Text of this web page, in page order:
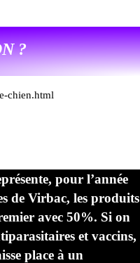
?
chien.html
pour l’année
de Virbac, les produits
avec 50%. Si on
et vaccins,
place à un